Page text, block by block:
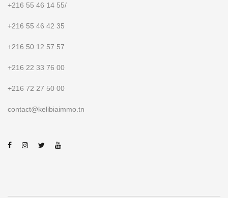
+216 55 46 14 55/
+216 55 46 42 35
+216 50 12 57 57
+216 22 33 76 00
+216 72 27 50 00
contact@kelibiaimmo.tn